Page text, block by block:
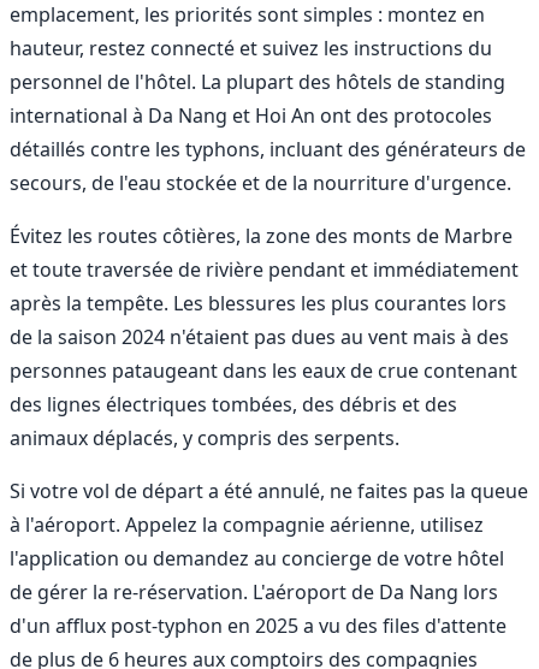
emplacement, les priorités sont simples : montez en
hauteur, restez connecté et suivez les instructions du
personnel de l'hôtel. La plupart des hôtels de standing
international à Da Nang et Hoi An ont des protocoles
détaillés contre les typhons, incluant des générateurs de
secours, de l'eau stockée et de la nourriture d'urgence.
Évitez les routes côtières, la zone des monts de Marbre
et toute traversée de rivière pendant et immédiatement
après la tempête. Les blessures les plus courantes lors
de la saison 2024 n'étaient pas dues au vent mais à des
personnes pataugeant dans les eaux de crue contenant
des lignes électriques tombées, des débris et des
animaux déplacés, y compris des serpents.
Si votre vol de départ a été annulé, ne faites pas la queue
à l'aéroport. Appelez la compagnie aérienne, utilisez
l'application ou demandez au concierge de votre hôtel
de gérer la re-réservation. L'aéroport de Da Nang lors
d'un afflux post-typhon en 2025 a vu des files d'attente
de plus de 6 heures aux comptoirs des compagnies